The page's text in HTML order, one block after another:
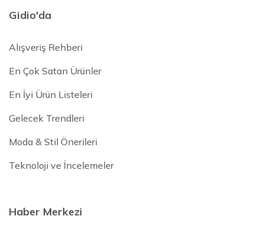
Gidio'da
Alışveriş Rehberi
En Çok Satan Ürünler
En İyi Ürün Listeleri
Gelecek Trendleri
Moda & Stil Önerileri
Teknoloji ve İncelemeler
Haber Merkezi